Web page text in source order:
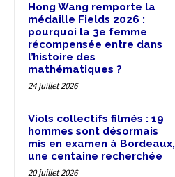
Hong Wang remporte la
médaille Fields 2026 :
pourquoi la 3e femme
récompensée entre dans
l’histoire des
mathématiques ?
24 juillet 2026
Viols collectifs filmés : 19
hommes sont désormais
mis en examen à Bordeaux,
une centaine recherchée
20 juillet 2026